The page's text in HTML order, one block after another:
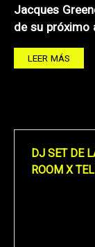
Jacques
de su próximo
LEER MÁS
DJ SET DE
ROOM X